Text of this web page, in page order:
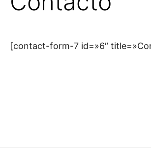
[contact-form-7 id=»6″